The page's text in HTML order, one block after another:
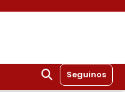
Seguinos